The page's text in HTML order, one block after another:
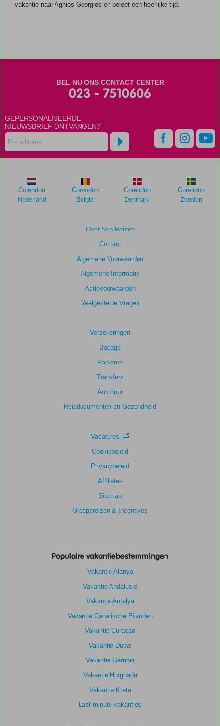
vakantie naar Aghios Georgios en beleef een heerlijke tijd.
BEL NU ONS CONTACT CENTER
023 - 7510606
GEPERSONALISEERDE
NIEUWSBRIEF ONTVANGEN?
Over Stip Reizen
Contact
Algemene Voorwaarden
Algemene Informatie
Actievoorwaarden
Veelgestelde Vragen
Verzekeringen
Bagage
Parkeren
Transfers
Autohuur
Reisdocumenten en Gezondheid
Vacatures
Cookiebeleid
Privacybeleid
Affiliates
Sitemap
Groepsreizen & Incentives
Corendon
Nederland
Corendon
België
Corendon
Denmark
Corendon
Zweden
Populaire vakantiebestemmingen
Vakantie Alanya
Vakantie Andalusië
Vakantie Antalya
Vakantie Canarische Eilanden
Vakantie Curaçao
Vakantie Dubai
Vakantie Gambia
Vakantie Hurghada
Vakantie Kreta
Last minute vakanties